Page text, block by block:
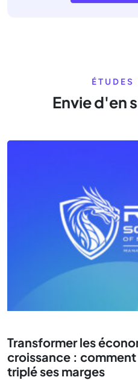
ÉTUDES
Envie d'en
Transformer les
croissance : comment
triplé ses marges